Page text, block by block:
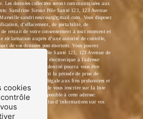
Les données collectées seront communiquées aux
Sandrine Sirour Pôle Santé 123, 123 Avenue
sandrinesirour@gmail.com. Vous disposez
d’effacement, de portabilité, de
retrait de votre consentement à tout moment et
réclamation auprès d’une autorité de contrôle,
de vos données post-mortem. Vous pouvez
postale à l'adresse Pôle Santé 123, 123 Avenue de
ou par courrier électronique à l'adresse
Un justificatif d'identité pourra vous être
vos données pendant la période de prise de
de prescription légale aux fins probatoires et
Vous avez le droit de vous inscrire sur la liste
téléphonique, disponible à cette adresse:
le site cnil.fr pour plus d’informations sur vos
cookies